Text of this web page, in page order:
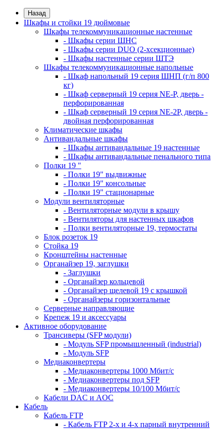
Назад
Шкафы и стойки 19 дюймовые
Шкафы телекоммуникационные настенные
- Шкафы серии ШНС
- Шкафы серии DUO (2-хсекционные)
- Шкафы настенные серии ШТЭ
Шкафы телекоммуникационные напольные
- Шкаф напольный 19 серия ШНП (г/п 800
кг)
- Шкаф серверный 19 серия NE-P, дверь -
перфорированная
- Шкаф серверный 19 серия NE-2P, дверь -
двойная перфорированная
Климатические шкафы
Антивандальные шкафы
- Шкафы антивандальные 19 настенные
- Шкафы антивандальные пенального типа
Полки 19 "
- Полки 19" выдвижные
- Полки 19" консольные
- Полки 19" стационарные
Модули вентиляторные
- Вентиляторные модули в крышу
- Вентиляторы для настенных шкафов
- Полки вентиляторные 19, термостаты
Блок розеток 19
Стойка 19
Кронштейны настенные
Органайзер 19, заглушки
- Заглушки
- Органайзер кольцевой
- Органайзер щелевой 19 с крышкой
- Органайзеры горизонтальные
Серверные направляющие
Крепеж 19 и аксессуары
Активное оборудование
Трансиверы (SFP модули)
- Модуль SFP промышленный (industrial)
- Модуль SFP
Медиаконвертеры
- Медиаконвертеры 1000 Мбит/с
- Медиаконвертеры под SFP
- Медиаконвертеры 10/100 Мбит/с
Кабели DAC и AOC
Кабель
Кабель FTP
- Кабель FTP 2-х и 4-х парный внутренний